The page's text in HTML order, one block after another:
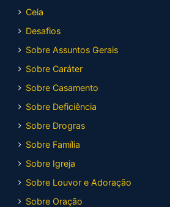
Ceia
Desafios
Sobre Assuntos Gerais
Sobre Caráter
Sobre Casamento
Sobre Deficiência
Sobre Drogras
Sobre Família
Sobre Igreja
Sobre Louvor e Adoração
Sobre Oração